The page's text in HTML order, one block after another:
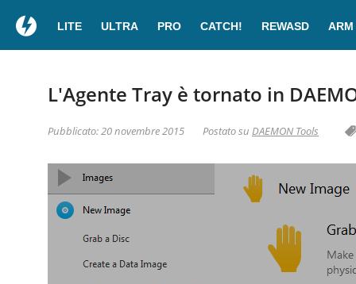
LITE ULTRA PRO CATCH! REWASD ARM
L'Agente Tray è tornato in
Pubblicato: 20 novembre 2015 Postato su DAEMON Tools